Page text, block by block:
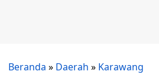
Beranda » Daerah » Karawang